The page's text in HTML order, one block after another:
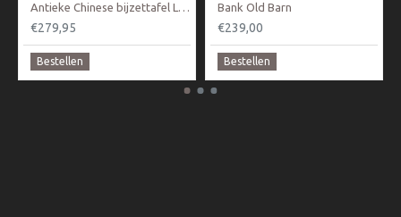
Antieke Chinese bijzettafel Luksa
€279,95
Bestellen
Bank Old Barn
€239,00
Bestellen